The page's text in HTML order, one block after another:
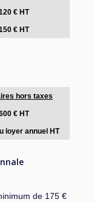
€ HT
€ HT
hors taxes
€ HT
loyer annuel HT
de 175 €